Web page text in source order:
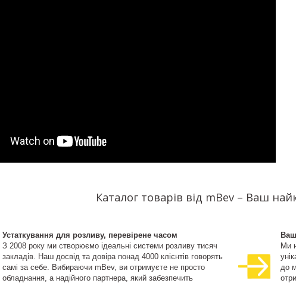
Каталог товарів від mBev – Ваш
Устаткування для розливу, перевірене часом
З 2008 року ми створюємо ідеальні системи розливу тисяч
закладів. Наш досвід та довіра понад 4000 клієнтів говорять
самі за себе. Вибираючи mBev, ви отримуєте не просто
обладнання, а надійного партнера, який забезпечить
Ми
до